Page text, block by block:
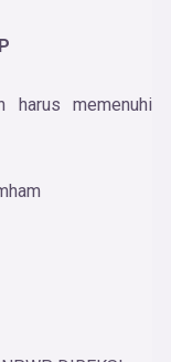
harus memenuhi